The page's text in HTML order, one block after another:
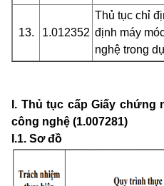
13. 1.012352
Thủ tục chỉ
định máy
nghệ trong
I. Thủ tục cấp Giấy chứng
công nghệ (1.007281)
I.1. Sơ đồ